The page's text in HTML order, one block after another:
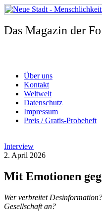
Zum
Inhalt
springen
Das Magazin der
Über uns
Kontakt
Weltweit
Datenschutz
Impressum
Preis / Gratis-Probeheft
Interview
2. April 2026
Mit Emotionen
Wer verbreitet
Gesellschaft an?